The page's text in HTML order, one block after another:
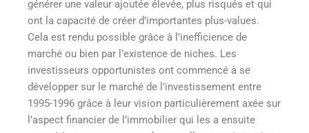
générer une valeur ajoutée élevée, plus risqués et qui
ont la capacité de créer d’importantes plus-values.
Cela est rendu possible grâce à l’inefficience de
marché ou bien par l’existence de niches. Les
investisseurs opportunistes ont commencé à se
développer sur le marché de l’investissement entre
1995-1996 grâce à leur vision particulièrement axée sur
l’aspect financier de l’immobilier qui les a ensuite